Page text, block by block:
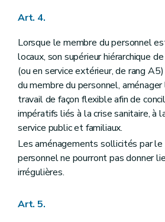
Art. 4.
Lorsque le membre du personnel
locaux, son supérieur hiérarchique
(ou en service extérieur, de rang
du membre du personnel,
travail de façon flexible afin de
impératifs liés à la crise sanitaire, à
service public et familiaux.
Les aménagements sollicités par le
personnel ne pourront pas donner
irrégulières.
Art. 5.